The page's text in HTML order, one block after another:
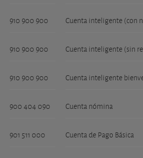
910 900 900 Cuenta inteligente (con
910 900 900 Cuenta inteligente (sin
910 900 900 Cuenta inteligente
900 404 090 Cuenta nómina
901 511 000 Cuenta de Pago Básica